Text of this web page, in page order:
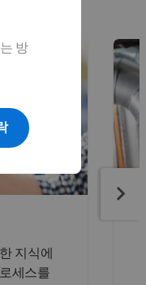
지식에
세스를
방